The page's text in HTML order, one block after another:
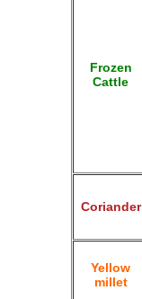
Frozen
Cattle
Coriander
Yellow
millet